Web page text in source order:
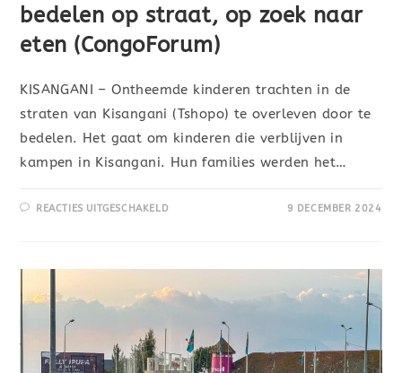
bedelen op straat, op zoek naar
eten (CongoForum)
KISANGANI – Ontheemde kinderen trachten in de
straten van Kisangani (Tshopo) te overleven door te
bedelen. Het gaat om kinderen die verblijven in
kampen in Kisangani. Hun families werden het…
REACTIES UITGESCHAKELD 9 DECEMBER 2024